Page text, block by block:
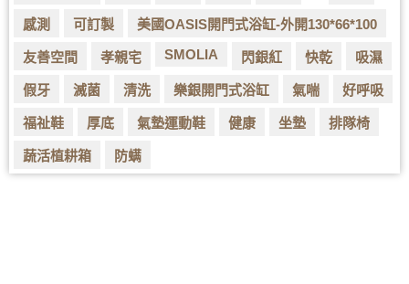
感測 可訂製 美國OASIS開門式浴缸-外開130*66*100
友善空間 孝親宅 SMOLIA 閃銀紅 快乾 吸濕
假牙 滅菌 清洗 樂銀開門式浴缸 氣喘 好呼吸
福祉鞋 厚底 氣墊運動鞋 健康 坐墊 排隊椅
蔬活植耕箱 防螨